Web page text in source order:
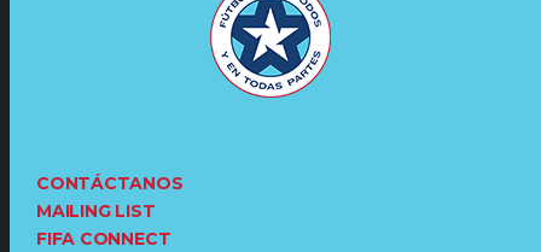
CONTÁCTANOS
MAILING LIST
FIFA CONNECT